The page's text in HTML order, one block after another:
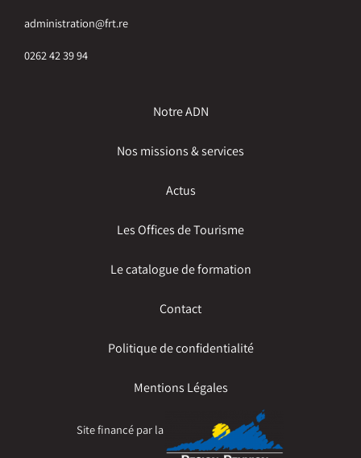
administration@frt.re
0262 42 39 94
Notre ADN
Nos missions & services
Actus
Les Offices de Tourisme
Le catalogue de formation
Contact
Politique de confidentialité
Mentions Légales
Site financé par la